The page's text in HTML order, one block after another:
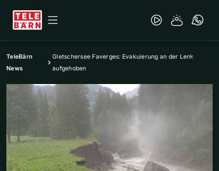
TeleBärn
News
Gletschersee Faverges: Evakuierung an der Lenk
aufgehoben